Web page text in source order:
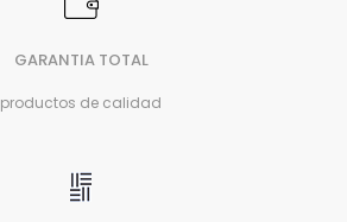
GARANTIA TOTAL
productos de calidad